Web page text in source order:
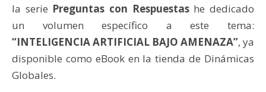
la serie Preguntas con Respuestashe dedicado
un volumen específico a este tema:
“INTELIGENCIA ARTIFICIAL BAJO AMENAZA”, ya
disponible como eBook en la tienda de Dinámicas
Globales.